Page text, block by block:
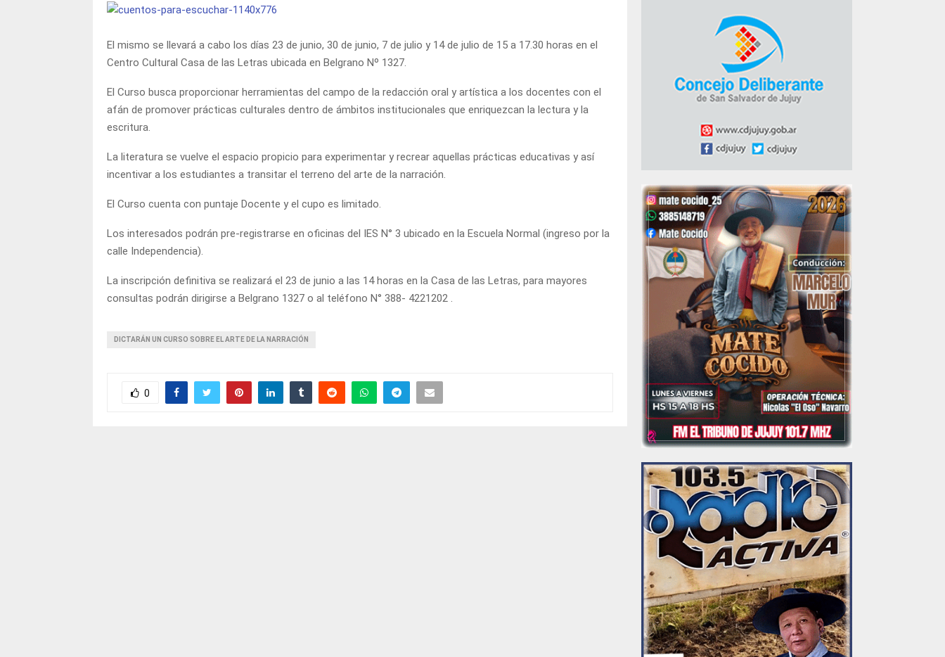
El mismo se llevará a cabo los días 23 de junio, 30 de junio, 7 de julio y 14 de julio de 15 a 17.30 horas en el
Centro Cultural Casa de las Letras ubicada en Belgrano Nº 1327.
El Curso busca proporcionar herramientas del campo de la redacción oral y artística a los docentes con el
afán de promover prácticas culturales dentro de ámbitos institucionales que enriquezcan la lectura y la
escritura.
La literatura se vuelve el espacio propicio para experimentar y recrear aquellas prácticas educativas y así
incentivar a los estudiantes a transitar el terreno del arte de la narración.
El Curso cuenta con puntaje Docente y el cupo es limitado.
Los interesados podrán pre-registrarse en oficinas del IES N° 3 ubicado en la Escuela Normal (ingreso por la
calle Independencia).
La inscripción definitiva se realizará el 23 de junio a las 14 horas en la Casa de las Letras, para mayores
consultas podrán dirigirse a Belgrano 1327 o al teléfono N° 388- 4221202 .
DICTARÁN UN CURSO SOBRE EL ARTE DE LA NARRACIÓN
0